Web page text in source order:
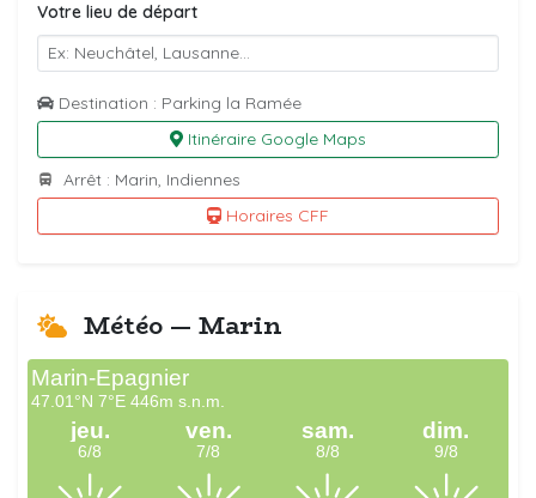
Votre lieu de départ
Destination : Parking la Ramée
Itinéraire Google Maps
Arrêt : Marin, Indiennes
Horaires CFF
Météo — Marin